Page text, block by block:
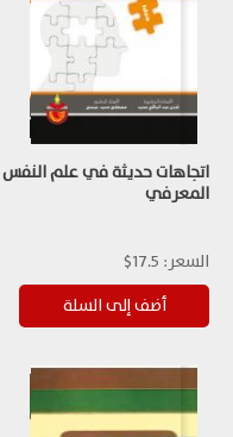
اتجاهات حديثة في علم النفس
المعرفي
السعر: 17.5$